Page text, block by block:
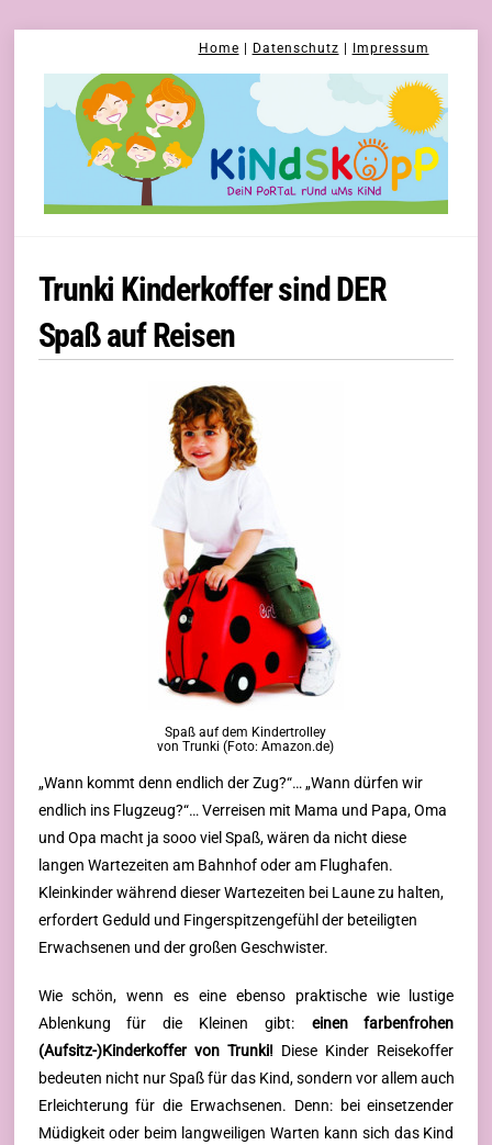
Home Datenschutz Impressum
Trunki Kinderkoffer sind DER
Spaß auf Reisen
Spaß auf dem Kindertrolley
von Trunki (Foto: Amazon.de)
„Wann kommt denn endlich der Zug?“… „Wann dürfen wir
endlich ins Flugzeug?“… Verreisen mit Mama und Papa, Oma
und Opa macht ja sooo viel Spaß, wären da nicht diese
langen Wartezeiten am Bahnhof oder am Flughafen.
Kleinkinder während dieser Wartezeiten bei Laune zu halten,
erfordert Geduld und Fingerspitzengefühl der beteiligten
Erwachsenen und der großen Geschwister.
Wie schön, wenn es eine ebenso praktische wie lustige
Ablenkung für die Kleinen gibt: einen farbenfrohen
(Aufsitz-)Kinderkoffer von Trunki! Diese Kinder Reisekoffer
bedeuten nicht nur Spaß für das Kind, sondern vor allem auch
Erleichterung für die Erwachsenen. Denn: bei einsetzender
Müdigkeit oder beim langweiligen Warten kann sich das Kind